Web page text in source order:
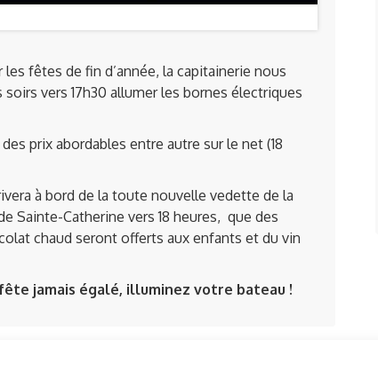
fêtes de fin d’année, la capitainerie nous
vers 17h30 allumer les bornes électriques
prix abordables entre autre sur le net (18
à bord de la toute nouvelle vedette de la
Sainte-Catherine vers 18 heures, que des
chaud seront offerts aux enfants et du vin
égalé, illuminez votre bateau !